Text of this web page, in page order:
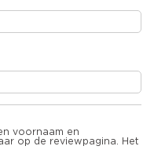
voornaam en
op de reviewpagina. Het